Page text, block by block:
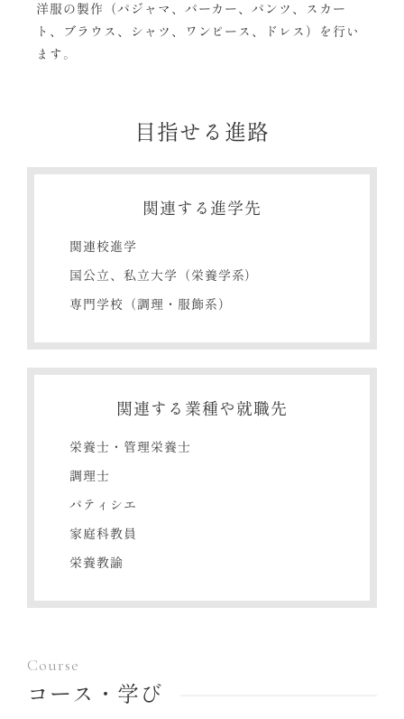
洋服の製作（パジャマ、パーカー、パンツ、スカー
ト、ブラウス、シャツ、ワンピース、ドレス）を行い
ます。
目指せる進路
関連する進学先
関連校進学
国公立、私立大学（栄養学系）
専門学校（調理・服飾系）
関連する業種や就職先
栄養士・管理栄養士
調理士
パティシエ
家庭科教員
栄養教諭
Course
コース・学び